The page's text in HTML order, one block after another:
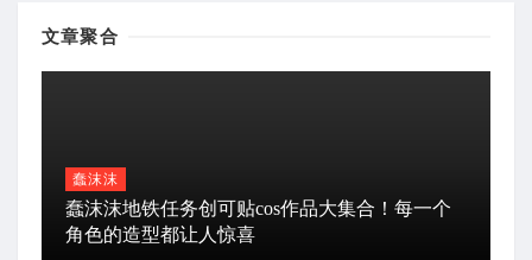
文章聚合
蠢沫沫
蠢沫沫地铁任务创可贴cos作品大集合！每一个
角色的造型都让人惊喜